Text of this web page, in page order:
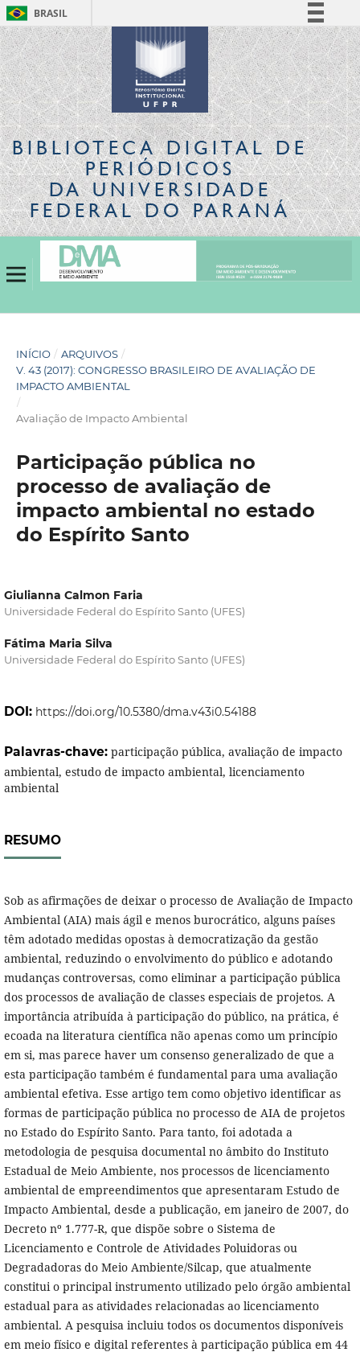
BRASIL
Simplifique!
Comunica BR
Participe
Acesso à informação
Legislação
Canais
BIBLIOTECA DIGITALDE
PERIÓDICOS
DA UNIVERSIDADE
FEDERAL DO PARANÁ
INÍCIO / ARQUIVOS /
V. 43 (2017): CONGRESSO BRASILEIRO DE AVALIAÇÃO DE
IMPACTO AMBIENTAL
/
Avaliação de Impacto Ambiental
Participação pública no
processo de avaliação de
impacto ambiental no estado
do Espírito Santo
Giulianna Calmon Faria
Universidade Federal do Espírito Santo (UFES)
Fátima Maria Silva
Universidade Federal do Espírito Santo (UFES)
DOI: https://doi.org/10.5380/dma.v43i0.54188
Palavras-chave: participação pública, avaliação de impacto
ambiental, estudo de impacto ambiental, licenciamento
ambiental
RESUMO
Sob as afirmações de deixar o processo de Avaliação de Impacto
Ambiental (AIA) mais ágil e menos burocrático, alguns países
têm adotado medidas opostas à democratização da gestão
ambiental, reduzindo o envolvimento do público e adotando
mudanças controversas, como eliminar a participação pública
dos processos de avaliação de classes especiais de projetos. A
importância atribuída à participação do público, na prática, é
ecoada na literatura científica não apenas como um princípio
em si, mas parece haver um consenso generalizado de que a
esta participação também é fundamental para uma avaliação
ambiental efetiva. Esse artigo tem como objetivo identificar as
formas de participação pública no processo de AIA de projetos
no Estado do Espírito Santo. Para tanto, foi adotada a
metodologia de pesquisa documental no âmbito do Instituto
Estadual de Meio Ambiente, nos processos de licenciamento
ambiental de empreendimentos que apresentaram Estudo de
Impacto Ambiental, desde a publicação, em janeiro de 2007, do
Decreto nº 1.777-R, que dispõe sobre o Sistema de
Licenciamento e Controle de Atividades Poluidoras ou
Degradadoras do Meio Ambiente/Silcap, que atualmente
constitui o principal instrumento utilizado pelo órgão ambiental
estadual para as atividades relacionadas ao licenciamento
ambiental. A pesquisa incluiu todos os documentos disponíveis
em meio físico e digital referentes à participação pública em 44